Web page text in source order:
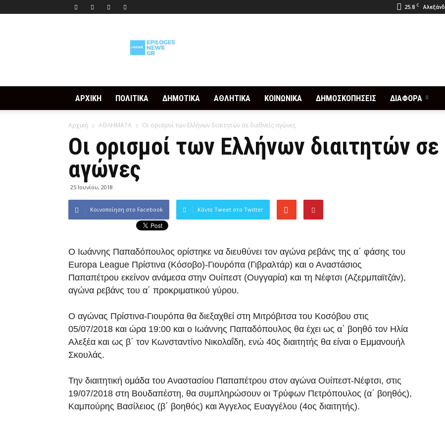
25.8 C
ΑΡΧΙΚΗ ΠΟΛΙΤΙΚΑ ΔΗΜΟΤΙΚΑ ΑΘΛΗΤΙΚΑ ΚΟΙΝΩΝΙΚΑ ΔΗΜΟΣΚΟΠΗΣΕΙΣ ΔΙΑΦΟΡΑ
Αρχική ΑΘΛΗΜΑΤΑ Οι ορισμοί των Ελλήνων διαιτητών σε διεθνείς αγώνες
Οι ορισμοί των Ελλήνων διαιτητών σε
αγώνες
25 Ιουνίου, 2018
Κοινοποίηση στο Facebook Κάντε Tweet στο Twitter
Ο Ιωάννης Παπαδόπουλος ορίστηκε να διευθύνει τον αγώνα ρεβάνς της α΄ φάσης του
Europa League Πρίστινα (Κόσοβο)-Γιουρόπα (Γιβραλτάρ) και ο Αναστάσιος
Παπαπέτρου εκείνον ανάμεσα στην Ουίπεστ (Ουγγαρία) και τη Νέφτσι (Αζερμπαϊτζάν),
αγώνα ρεβάνς του α΄ προκριματικού γύρου.
Ο αγώνας Πρίστινα-Γιουρόπα θα διεξαχθεί στη Μιτρόβιτσα του Κοσόβου στις
05/07/2018 και ώρα 19:00 και ο Ιωάννης Παπαδόπουλος θα έχει ως α΄ βοηθό τον Ηλία
Αλεξέα και ως β΄ τον Κωνσταντίνο Νικολαΐδη, ενώ 40ς διαιτητής θα είναι ο Εμμανουήλ
Σκουλάς.
Την διαιτητική ομάδα του Αναστασίου Παπαπέτρου στον αγώνα Ουίπεστ-Νέφτσι, στις
19/07/2018 στη Βουδαπέστη, θα συμπληρώσουν οι Τρύφων Πετρόπουλος (α΄ βοηθός),
Καμπούρης Βασίλειος (β΄ βοηθός) και Άγγελος Ευαγγέλου (4ος διαιτητής).